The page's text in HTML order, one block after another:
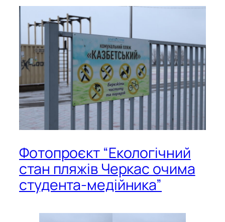
Фотопроєкт “Екологічний
стан пляжів Черкас очима
студента-медійника”